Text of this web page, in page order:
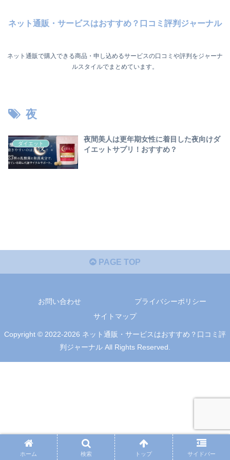
ネット通販・サービスはおすすめ？口コミ評判ジャーナル
ネット通販で購入できる商品・申し込めるサービスの口コミや評判をジャーナ
ルスタイルでまとめています。
夜
ダイエット
夜間美人は更年期女性に着目した夜向けダ
イエットサプリ！おすすめ？
PAGE TOP
お問い合わせ
プライバシーポリシー
サイトマップ
Copyright © 2022-2026 ネット通販・サービスはおすすめ？口コミ評
判ジャーナル All Rights Reserved.
ホーム 検索 トップ サイドバー